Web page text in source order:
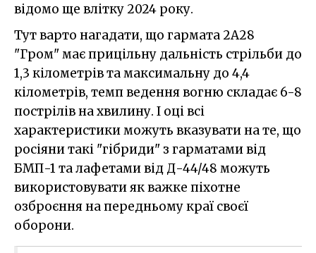
відомо ще влітку 2024 року.
Тут варто нагадати, що гармата 2А28
"Гром" має прицільну дальність стрільби до
1,3 кілометрів та максимальну до 4,4
кілометрів, темп ведення вогню складає 6-8
пострілів на хвилину. І оці всі
характеристики можуть вказувати на те, що
росіяни такі "гібриди" з гарматами від
БМП-1 та лафетами від Д-44/48 можуть
використовувати як важке піхотне
озброєння на передньому краї своєї
оборони.